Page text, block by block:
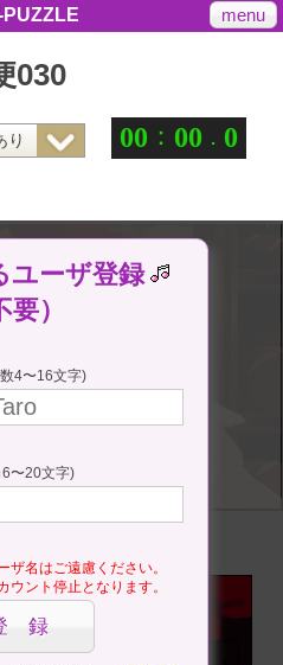
menu
030
00 ： 00 . 0
ユーザ登録
）
4〜16文字)
〜20文字)
ザ名はご遠慮ください。
ウント停止となります。